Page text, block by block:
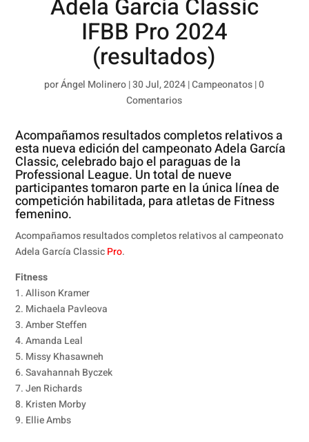
Adela Garcia Classic
IFBB Pro 2024
(resultados)
porÁngel Molinero|30 Jul, 2024|Campeonatos|0
Comentarios
Acompañamos resultados completos relativos a
esta nueva edición del campeonato Adela García
Classic, celebrado bajo el paraguas de la
Professional League. Un total de nueve
participantes tomaron parte en la única línea de
competición habilitada, para atletas de Fitness
femenino.
Acompañamos resultados completos relativos al campeonato
Adela García ClassicPro.
Fitness
1. Allison Kramer
2. Michaela Pavleova
3. Amber Steffen
4. Amanda Leal
5. Missy Khasawneh
6. Savahannah Byczek
7. Jen Richards
8. Kristen Morby
9. Ellie Ambs